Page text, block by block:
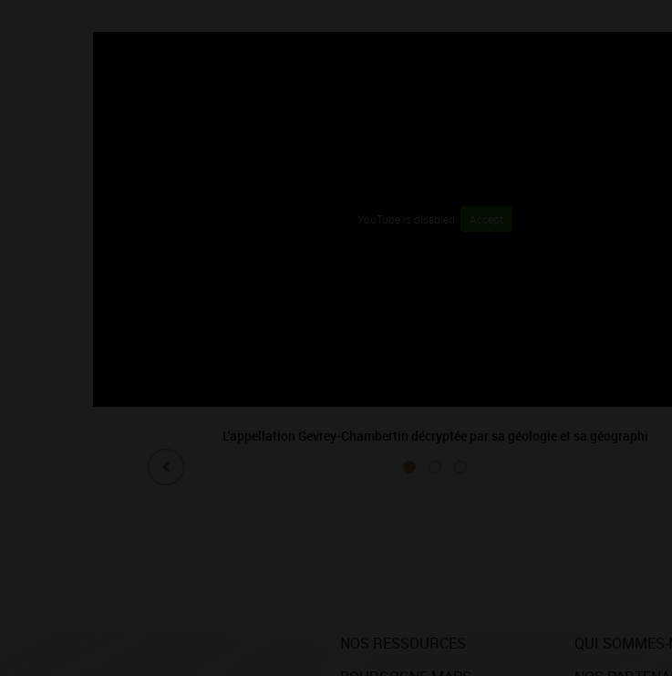
YouTube is disabled. Accept
L'appellation Gevrey-Chambertin décryptée par sa géologie et sa géographi